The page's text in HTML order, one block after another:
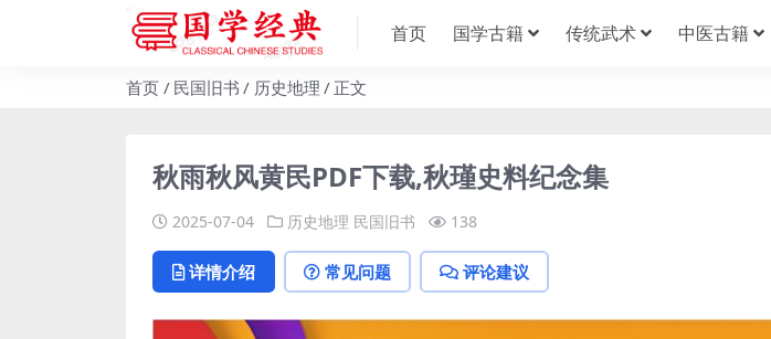
首页 国学古籍 传统武术 中医古籍
首页 民国旧书 历史地理 正文
秋雨秋风黄民PDF下载,秋瑾史料纪念集
2025-07-04 历史地理 民国旧书 138
详情介绍 常见问题 评论建议